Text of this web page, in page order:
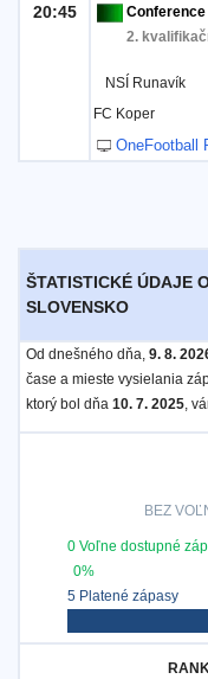
20:45
Conference
2.
NSÍ Runavík
FC Koper
OneFootball
ŠTATISTICKÉ ÚDAJE
SLOVENSKO
Od dnešného dňa, 9. 8.
čase a mieste vysielania
ktorý bol dňa 10. 7. 2025,
BEZ
0 Voľne dostupné
0%
5 Platené zápasy